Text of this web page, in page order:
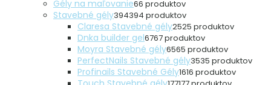
Gély na maľovanie66 produktov
Stavebné gély394394 produktov
Claresa Stavebné gély2525 produktov
Dnka builder gel6767 produktov
Moyra Stavebné gély6565 produktov
PerfectNails Stavebné gély3535 produktov
Profinails Stavebné Gély1616 produktov